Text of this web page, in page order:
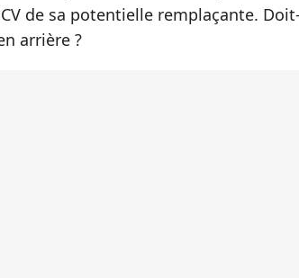
de sa potentielle remplaçante.
arrière ?